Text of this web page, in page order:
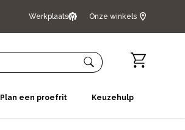
Werkplaats Onze winkels
Plan een proefrit Keuzehulp